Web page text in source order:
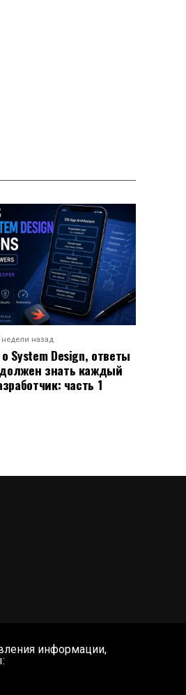
недели назад
System Design, ответы
знать каждый
часть 1
информации,